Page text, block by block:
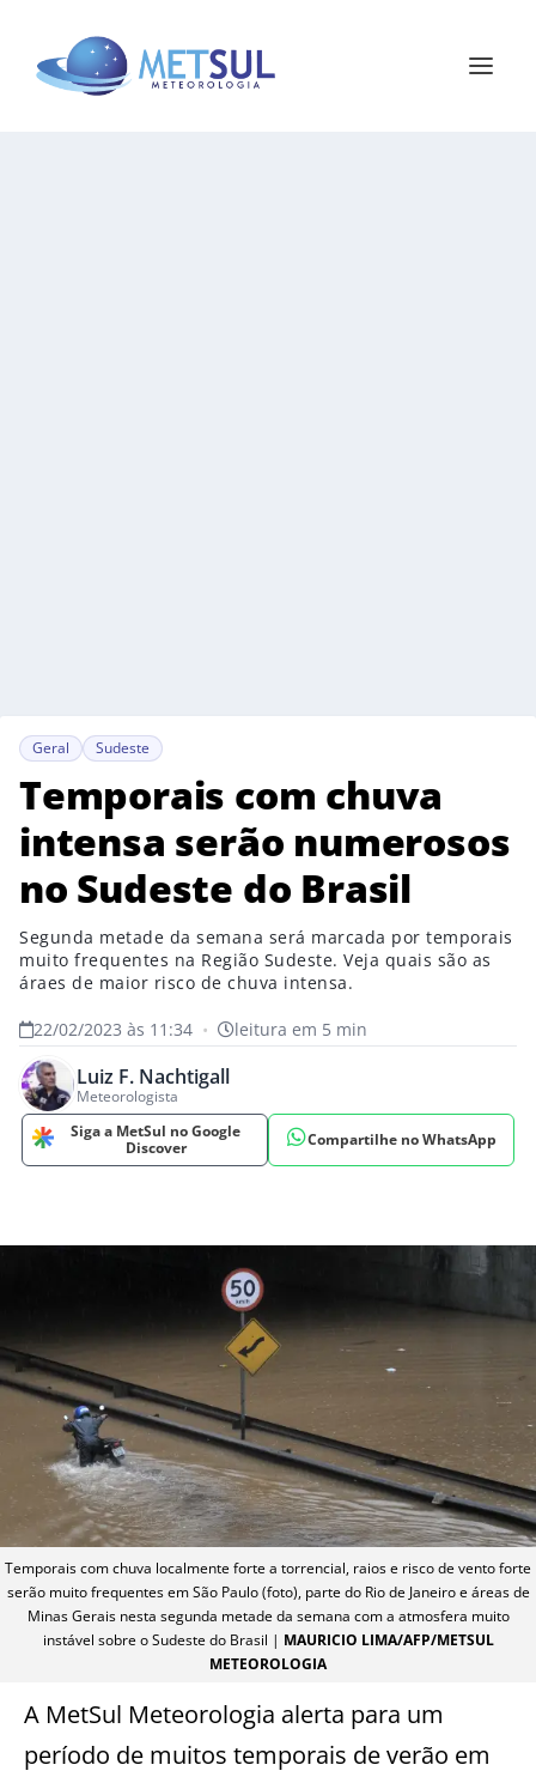
Geral Sudeste
Temporais com chuva
intensa serão numerosos
no Sudeste do Brasil
Segunda metade da semana será marcada por temporais
muito frequentes na Região Sudeste. Veja quais são as
áraes de maior risco de chuva intensa.
22/02/2023 às 11:34 • leitura em 5 min
Luiz F. Nachtigall
Meteorologista
Siga a MetSul no Google
Discover
Compartilhe no WhatsApp
Temporais com chuva localmente forte a torrencial, raios e risco de vento forte
serão muito frequentes em São Paulo (foto), parte do Rio de Janeiro e áreas de
Minas Gerais nesta segunda metade da semana com a atmosfera muito
instável sobre o Sudeste do Brasil | MAURICIO LIMA/AFP/METSUL
METEOROLOGIA
A MetSul Meteorologia alerta para um
período de muitos temporais de verão em